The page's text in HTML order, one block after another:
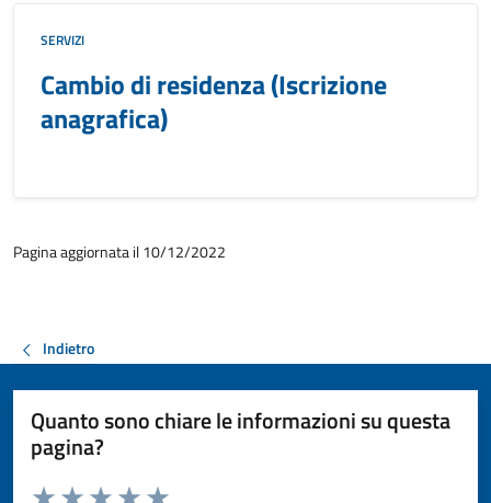
SERVIZI
Cambio di residenza (Iscrizione
anagrafica)
Pagina aggiornata il 10/12/2022
Indietro
Quanto sono chiare le informazioni su questa
pagina?
Valuta da 1 a 5 stelle la pagina